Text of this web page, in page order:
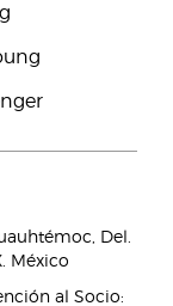
Del.
México
al Socio: